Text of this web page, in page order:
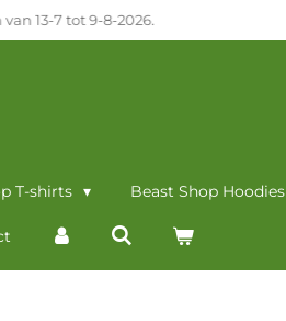
13-7 tot 9-8-2026.
T-shirts Beast Shop Hoodies